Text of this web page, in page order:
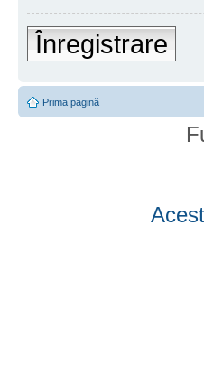
Înregistrare
Prima pagină